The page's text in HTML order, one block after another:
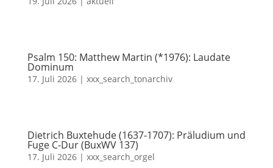
Psalm 150: Matthew Martin (*1976): Laudate
Dominum
17. Juli 2026| xxx_search_tonarchiv
Dietrich Buxtehude (1637-1707): Präludium und
Fuge C-Dur (BuxWV 137)
17. Juli 2026| xxx_search_orgel